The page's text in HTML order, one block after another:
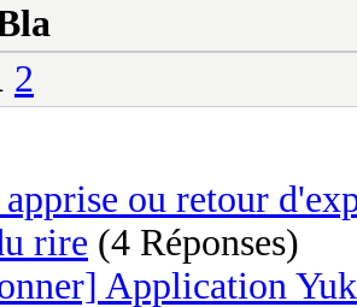
2
ou retour
rire (4 Réponses)
Application